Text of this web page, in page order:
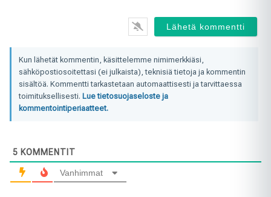
Kun lähetät kommentin, käsittelemme nimimerkkiäsi,
sähköpostiosoitettasi (ei julkaista), teknisiä tietoja ja kommentin
sisältöä. Kommentti tarkastetaan automaattisesti ja tarvittaessa
toimituksellisesti. Lue tietosuojaseloste ja
kommentointiperiaatteet.
5 KOMMENTIT
Vanhimmat